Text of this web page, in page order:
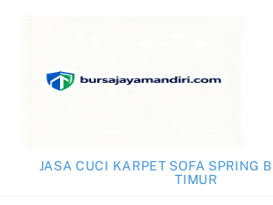
JASA CUCI KARPET SOFA SPRING
TIMUR